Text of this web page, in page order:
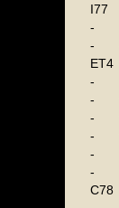
I77
-
-
ET4
-
-
-
-
-
-
C78